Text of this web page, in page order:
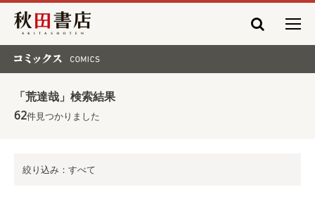
秋田書店
「荒達哉」検索結果
62件見つかりました
絞り込み：すべて